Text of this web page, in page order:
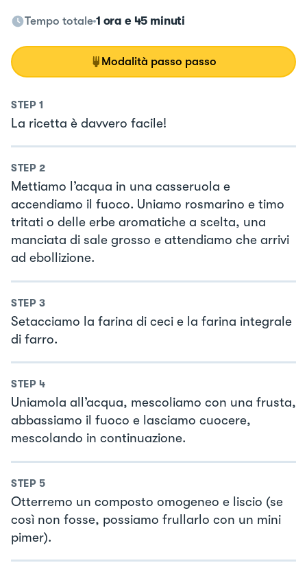
Tempo totale 1 ora e 45 minuti
Modalità passo passo
STEP 1
La ricetta è davvero facile!
STEP 2
Mettiamo l’acqua in una casseruola e
accendiamo il fuoco. Uniamo rosmarino e timo
tritati o delle erbe aromatiche a scelta, una
manciata di sale grosso e attendiamo che arrivi
ad ebollizione.
STEP 3
Setacciamo la farina di ceci e la farina integrale
di farro.
STEP 4
Uniamola all’acqua, mescoliamo con una frusta,
abbassiamo il fuoco e lasciamo cuocere,
mescolando in continuazione.
STEP 5
Otterremo un composto omogeneo e liscio (se
così non fosse, possiamo frullarlo con un mini
pimer).